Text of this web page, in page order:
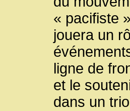
« pacifiste
jouera un
ligne de
et le
dans un